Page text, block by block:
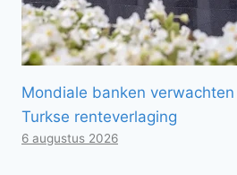
Mondiale banken
Turkse renteverlaging
6 augustus 2026